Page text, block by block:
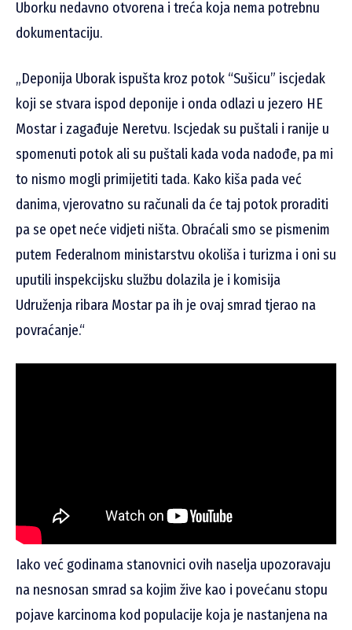
Uborku nedavno otvorena i treća koja nema potrebnu
dokumentaciju.
„Deponija Uborak ispušta kroz potok “Sušicu” iscjedak
koji se stvara ispod deponije i onda odlazi u jezero HE
Mostar i zagađuje Neretvu. Iscjedak su puštali i ranije u
spomenuti potok ali su puštali kada voda nadođe, pa mi
to nismo mogli primijetiti tada. Kako kiša pada već
danima, vjerovatno su računali da će taj potok proraditi
pa se opet neće vidjeti ništa. Obraćali smo se pismenim
putem Federalnom ministarstvu okoliša i turizma i oni su
uputili inspekcijsku službu dolazila je i komisija
Udruženja ribara Mostar pa ih je ovaj smrad tjerao na
povraćanje.“
Iako već godinama stanovnici ovih naselja upozoravaju
na nesnosan smrad sa kojim žive kao i povećanu stopu
pojave karcinoma kod populacije koja je nastanjena na